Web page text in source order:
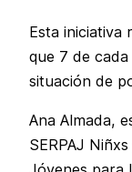
Esta iniciativa
que 7 de
situación de
Ana Almada,
SERPAJ